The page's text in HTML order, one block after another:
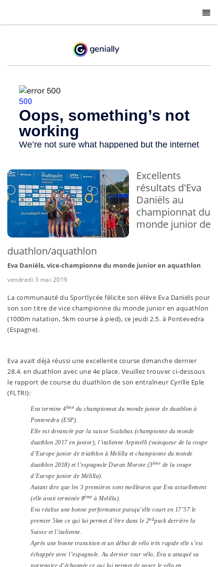
Excellents
résultats d'Eva
Daniëls au
championnat du
monde junior de
duathlon/aquathlon
Eva Daniëls, vice-championne du monde junior en aquathlon
vendredi 3 mai 2019
La communauté du Sportlycée félicite son élève Eva Daniëls pour
son son titre de vice championne du monde junior en aquathlon
(1000m natation, 5km course à pied), ce jeudi 2.5. à Pontevedra
(Espagne).
Eva avait déjà réussi une excellente course dimanche dernier
28.4. en duathlon avec une 4e place. Veuillez trouver ci-dessous
le rapport de course du duathlon de son entraîneur Cyrille Eple
(FLTRI):
Eva termine 4ème du championnat du monde junior de duathlon à
Pontevedra (ESP).
Elle est devancée par la suisse Scalabas (championne du monde
duathlon 2017 en junior), l’italienne Arpinelli (vainqueur de la coupe
d’Europe junior de triathlon à Melilla et championne du monde
duathlon 2018) et l’espagnole Duran Morote (3ème de la coupe
d’Europe junior de Mélilla).
Autant dire que les 3 premières sont meilleures que Eva actuellement
(elle avait terminée 8ème à Melilla).
Eva réalise une bonne performance puisqu’elle court en 17’57 le
premier 5km ce qui lui permet d’être dans le 2ndpack derrière la
Suisse et l’italienne.
Après une bonne transition et un début de vélo très rapide elle s’est
échappée avec l’espagnole. Au dernier tour vélo, Eva a attaqué sa
partenaire d’échappée ce qui lui permet de poser le vélo en